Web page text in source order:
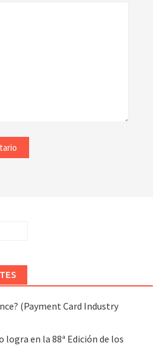
(Payment Card Industry
logra en la 88ª Edición de los